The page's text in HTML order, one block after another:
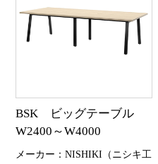
BSK ビッグテーブル
W2400～W4000
メーカー：NISHIKI（ニシキ工